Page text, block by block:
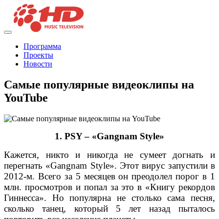
Программа
Проекты
Новости
Самые популярные видеоклипы на
YouTube
1. PSY – «Gangnam Style»
Кажется, никто и никогда не сумеет догнать и
перегнать «Gangnam Style». Этот вирус запустили в
2012-м. Всего за 5 месяцев он преодолел порог в 1
млн. просмотров и попал за это в «Книгу рекордов
Гиннесса». Но популярна не столько сама песня,
сколько танец, который 5 лет назад пыталось